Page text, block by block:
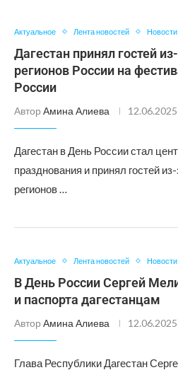
Актуальное Лента новостей Новости
Дагестан принял гостей
регионов России на
России
Автор Амина Алиева 12.06.2025
Дагестан в День России стал
празднования и принял гостей
регионов …
Актуальное Лента новостей Новости
В День России Сергей
и паспорта дагестанцам
Автор Амина Алиева 12.06.2025
Глава Республики Дагестан